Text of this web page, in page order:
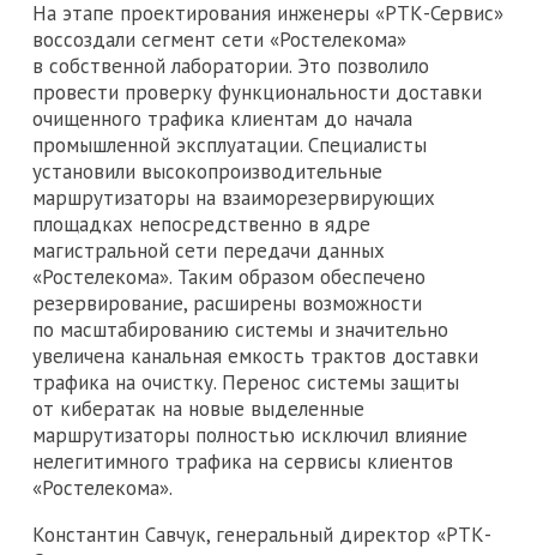
На этапе проектирования инженеры «РТК-Сервис»
воссоздали сегмент сети «Ростелекома»
в собственной лаборатории. Это позволило
провести проверку функциональности доставки
очищенного трафика клиентам до начала
промышленной эксплуатации. Специалисты
установили высокопроизводительные
маршрутизаторы на взаиморезервирующих
площадках непосредственно в ядре
магистральной сети передачи данных
«Ростелекома». Таким образом обеспечено
резервирование, расширены возможности
по масштабированию системы и значительно
увеличена канальная емкость трактов доставки
трафика на очистку. Перенос системы защиты
от кибератак на новые выделенные
маршрутизаторы полностью исключил влияние
нелегитимного трафика на сервисы клиентов
«Ростелекома».
Константин Савчук, генеральный директор «РТК-